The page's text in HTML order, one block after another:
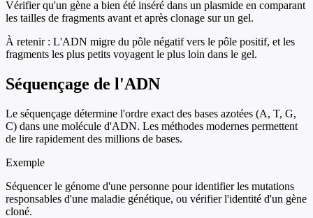
Vérifier qu'un gène a bien été inséré dans un plasmide en comparant
les tailles de fragments avant et après clonage sur un gel.
À retenir : L'ADN migre du pôle négatif vers le pôle positif, et les
fragments les plus petits voyagent le plus loin dans le gel.
Séquençage de l'ADN
Le séquençage détermine l'ordre exact des bases azotées (A, T, G,
C) dans une molécule d'ADN. Les méthodes modernes permettent
de lire rapidement des millions de bases.
Exemple
Séquencer le génome d'une personne pour identifier les mutations
responsables d'une maladie génétique, ou vérifier l'identité d'un gène
cloné.